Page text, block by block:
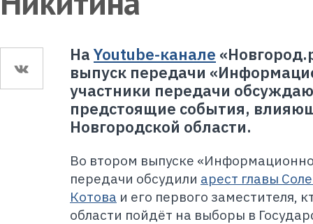
На Youtube-канале
выпуск передачи
участники передачи
предстоящие события,
Новгородской области.
Во втором выпуске
передачи обсудили арест главы
Котова и его первого заместителя,
области пойдёт на выборы в